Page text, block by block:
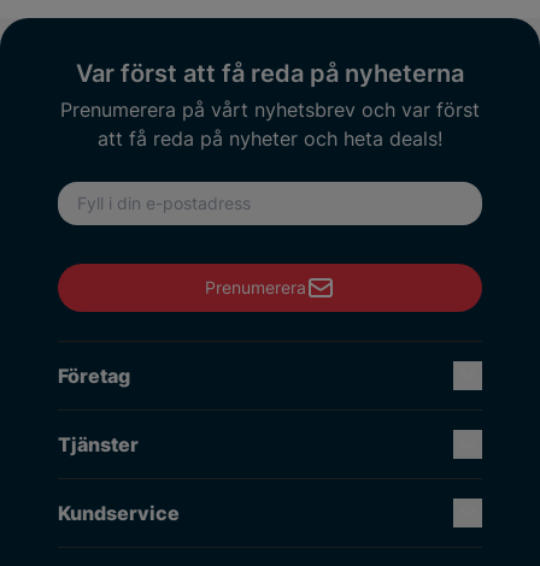
Var först att få reda på nyheterna
Prenumerera på vårt nyhetsbrev och var först
att få reda på nyheter och heta deals!
E-postadress
Prenumerera
Företag
Tjänster
Kundservice